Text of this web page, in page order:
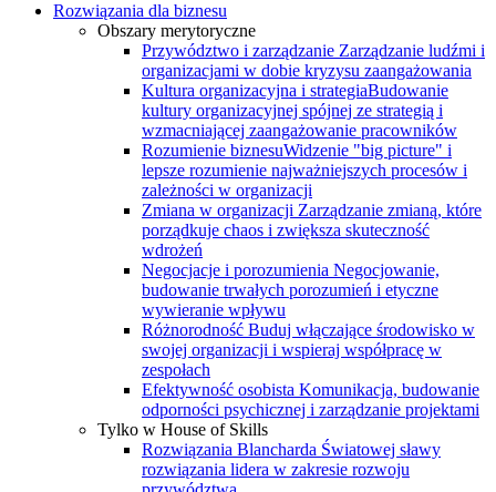
Rozwiązania dla biznesu
Obszary merytoryczne
Przywództwo i zarządzanie Zarządzanie ludźmi i
organizacjami w dobie kryzysu zaangażowania
Kultura organizacyjna i strategiaBudowanie
kultury organizacyjnej spójnej ze strategią i
wzmacniającej zaangażowanie pracowników
Rozumienie biznesuWidzenie "big picture" i
lepsze rozumienie najważniejszych procesów i
zależności w organizacji
Zmiana w organizacji Zarządzanie zmianą, które
porządkuje chaos i zwiększa skuteczność
wdrożeń
Negocjacje i porozumienia Negocjowanie,
budowanie trwałych porozumień i etyczne
wywieranie wpływu
Różnorodność Buduj włączające środowisko w
swojej organizacji i wspieraj współpracę w
zespołach
Efektywność osobista Komunikacja, budowanie
odporności psychicznej i zarządzanie projektami
Tylko w House of Skills
Rozwiązania Blancharda Światowej sławy
rozwiązania lidera w zakresie rozwoju